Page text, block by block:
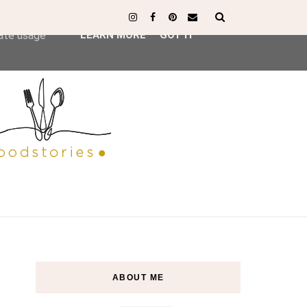
ABOUT ME
agent
usage
LEARN MORE GOT IT